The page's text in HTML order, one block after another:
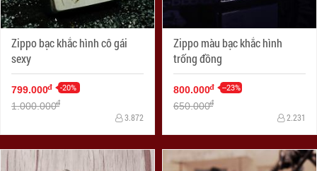
Zippo bạc khắc hình cô gái
sexy
799.000đ -20%
1.000.000đ
3.872
Zippo màu bạc khắc hình
trống đồng
800.000đ --23%
650.000đ
2.231